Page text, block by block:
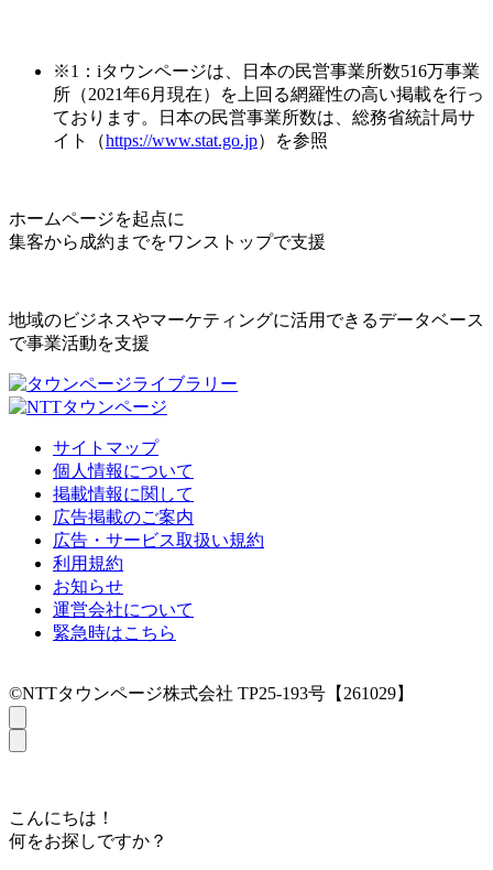
※1：iタウンページは、日本の民営事業所数516万事業
所（2021年6月現在）を上回る網羅性の高い掲載を行っ
ております。日本の民営事業所数は、総務省統計局サ
イト（https://www.stat.go.jp）を参照
ホームページを起点に
集客から成約までをワンストップで支援
地域のビジネスやマーケティングに活用できるデータベース
で事業活動を支援
サイトマップ
個人情報について
掲載情報に関して
広告掲載のご案内
広告・サービス取扱い規約
利用規約
お知らせ
運営会社について
緊急時はこちら
©NTTタウンページ株式会社 TP25-193号【261029】
こんにちは！
何をお探しですか？